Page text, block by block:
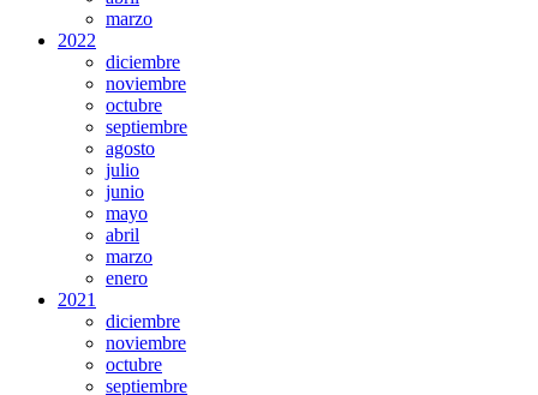
marzo
2022
diciembre
noviembre
octubre
septiembre
agosto
julio
junio
mayo
abril
marzo
enero
2021
diciembre
noviembre
octubre
septiembre